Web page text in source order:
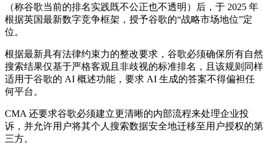
（称谷歌当前的排名实践既不公正也不透明）后，于 2025 年
根据英国最新数字竞争框架，授予谷歌的“战略市场地位”定
位。
根据最新具有法律约束力的整改要求，谷歌必须确保所有自然
搜索结果仅基于严格客观且非歧视的标准排名，且该规则同样
适用于谷歌的 AI 概述功能，要求 AI 生成的答案不得偏袒任
何平台。
CMA 还要求谷歌必须建立更清晰的内部流程来处理企业投
诉，并允许用户将其个人搜索数据安全地迁移至用户授权的第
三方。